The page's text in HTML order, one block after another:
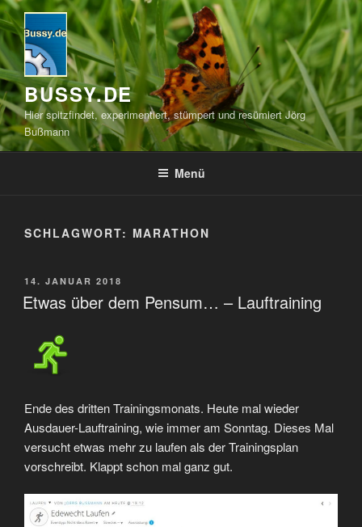
Zum
Inhalt
springen
BUSSY.DE
Hier spitzfindet, experimentiert, stümpert und resümiert Jörg
Bußmann
Menü
SCHLAGWORT: MARATHON
VERÖFFENTLICHT
AM
14. JANUAR 2018
Etwas über dem Pensum… – Lauftraining
Ende des dritten Trainingsmonats. Heute mal wieder
Ausdauer-Lauftraining, wie immer am Sonntag. Dieses Mal
versucht etwas mehr zu laufen als der Trainingsplan
vorschreibt. Klappt schon mal ganz gut.